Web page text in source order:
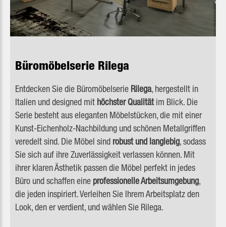
Büromöbelserie Rilega
Entdecken Sie die Büromöbelserie Rilega, hergestellt in
Italien und designed mit höchster Qualitätim Blick. Die
Serie besteht aus eleganten Möbelstücken, die mit einer
Kunst-Eichenholz-Nachbildung und schönen Metallgriffen
veredelt sind. Die Möbel sind robust und langlebig, sodass
Sie sich auf ihre Zuverlässigkeit verlassen können. Mit
ihrer klaren Ästhetik passen die Möbel perfekt in jedes
Büro und schaffen eine professionelle Arbeitsumgebung,
die jeden inspiriert. Verleihen Sie Ihrem Arbeitsplatz den
Look, den er verdient, und wählen Sie Rilega.